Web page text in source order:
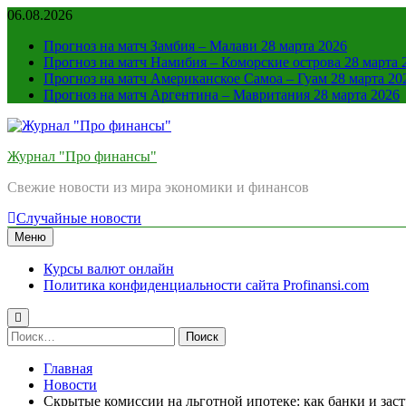
Перейти
содержимому
06.08.2026
Прогноз на матч Замбия – Малави 28 марта 2026
Прогноз на матч Намибия – Коморские острова 28 марта
Прогноз на матч Американское Самоа – Гуам 28 марта
Прогноз на матч Аргентина – Мавритания 28 марта 2026
Журнал "Про финансы"
Свежие новости из мира экономики и финансов
Случайные новости
Меню
Курсы валют онлайн
Политика конфиденциальности сайта Profinansi.com
Найти:
Главная
Новости
Скрытые комиссии на льготной ипотеке: как банки и